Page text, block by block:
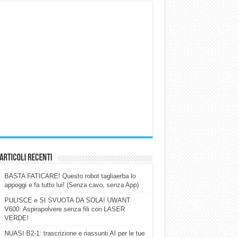
Articoli Recenti
BASTA FATICARE! Questo robot tagliaerba lo
appoggi e fa tutto lui! (Senza cavo, senza App)
PULISCE e SI SVUOTA DA SOLA! UWANT
V600: Aspirapolvere senza fili con LASER
VERDE!
NUASI B2-1: trascrizione e riassunti AI per le tue